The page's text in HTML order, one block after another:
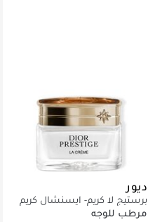
ديور
برستيج لا كريم- ايسنشال كريم
مرطب للوجه